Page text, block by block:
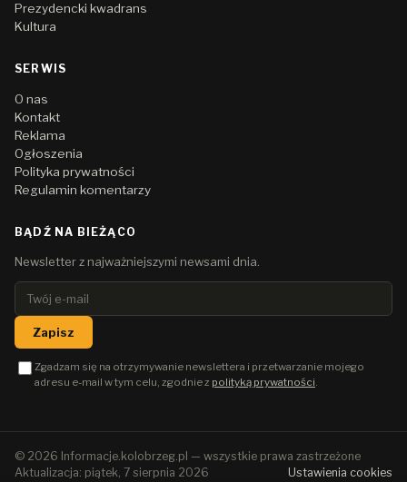
Prezydencki kwadrans
Kultura
SERWIS
O nas
Kontakt
Reklama
Ogłoszenia
Polityka prywatności
Regulamin komentarzy
BĄDŹ NA BIEŻĄCO
Newsletter z najważniejszymi newsami dnia.
Zapisz
Zgadzam się na otrzymywanie newslettera i przetwarzanie mojego
adresu e-mail w tym celu, zgodnie z polityką prywatności.
© 2026 Informacje.kolobrzeg.pl — wszystkie prawa zastrzeżone
Aktualizacja: piątek, 7 sierpnia 2026
Ustawienia cookies